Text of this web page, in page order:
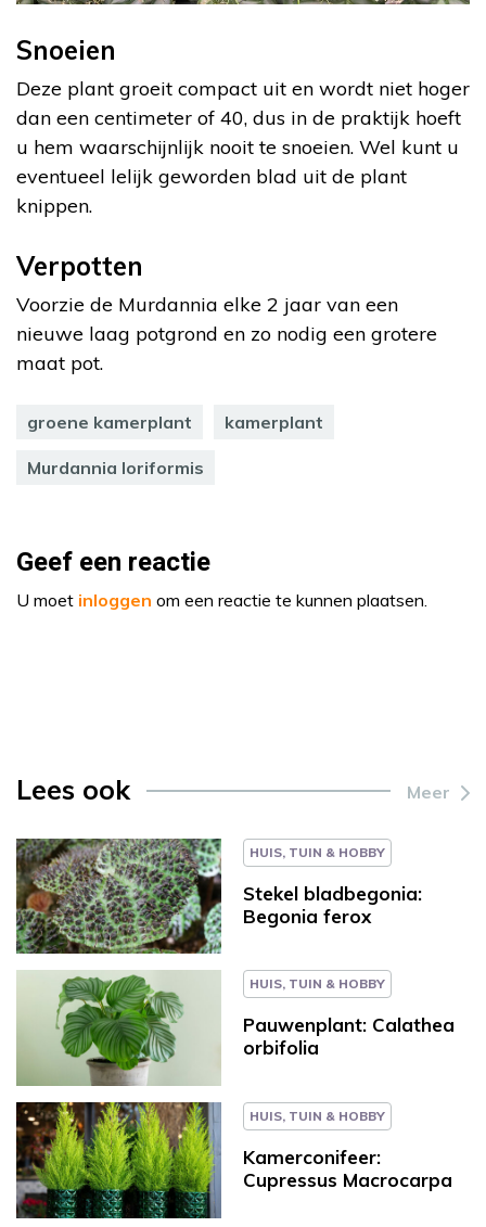
Snoeien
Deze plant groeit compact uit en wordt niet hoger
dan een centimeter of 40, dus in de praktijk hoeft
u hem waarschijnlijk nooit te snoeien. Wel kunt u
eventueel lelijk geworden blad uit de plant
knippen.
Verpotten
Voorzie de Murdannia elke 2 jaar van een
nieuwe laag potgrond en zo nodig een grotere
maat pot.
groene kamerplant kamerplant
Murdannia loriformis
Geef een reactie
U moet inloggen om een reactie te kunnen plaatsen.
Lees ook Meer
HUIS, TUIN & HOBBY
Stekel bladbegonia:
Begonia ferox
HUIS, TUIN & HOBBY
Pauwenplant: Calathea
orbifolia
HUIS, TUIN & HOBBY
Kamerconifeer:
Cupressus Macrocarpa